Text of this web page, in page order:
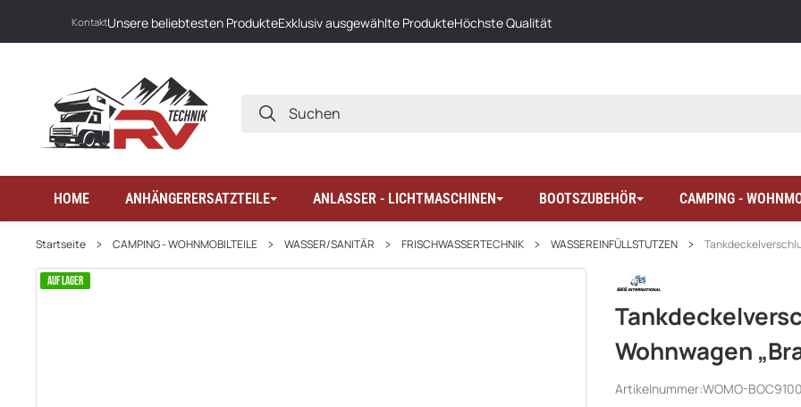
KontaktUnsere beliebtesten ProdukteExklusiv ausgewählte ProdukteHöchste Qualität
SUCHEN
HOME ANHÄNGERERSATZTEILE ANLASSER - LICHTMASCHINEN BOOTSZUBEHÖR CAMPING -
Startseite CAMPING - WOHNMOBILTEILE WASSER/SANITÄR FRISCHWASSERTECHNIK WASSEREINFÜLLSTUTZEN
AUF LAGER
Wohnwagen
Artikelnummer:WOMO-